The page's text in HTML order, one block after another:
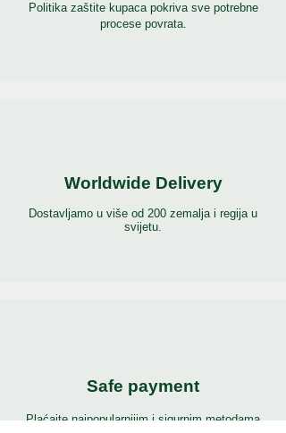
Politika zaštite kupaca pokriva sve potrebne
procese povrata.
Worldwide Delivery
Dostavljamo u više od 200 zemalja i regija u
svijetu.
Safe payment
Plaćajte najpopularnijim i sigurnim metodama